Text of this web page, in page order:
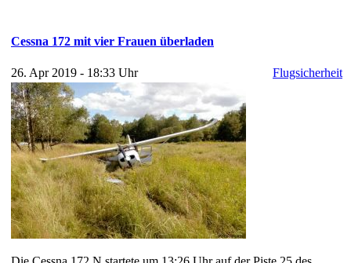
Cessna 172 mit vier Frauen überladen
26. Apr 2019 - 18:33 Uhr Flugsicherheit